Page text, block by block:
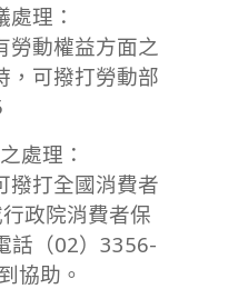
理：
勞動權益方面之
，可撥打勞動部
處理：
撥打全國消費者
政院消費者保
話（02）3356-
協助。